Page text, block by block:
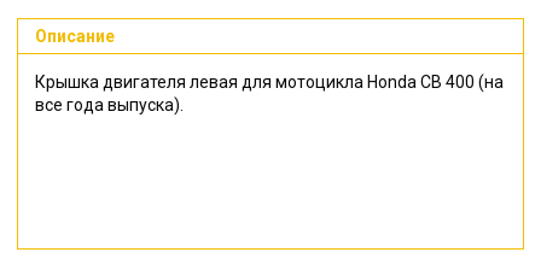
Описание
Крышка двигателя левая для мотоцикла Honda CB 400 (на
все года выпуска).